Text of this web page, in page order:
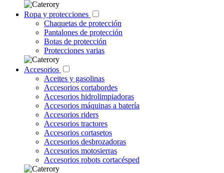
Ropa y protecciones
Chaquetas de protección
Pantalones de protección
Botas de protección
Protecciones varias
Accesorios
Aceites y gasolinas
Accesorios cortabordes
Accesorios hidrolimpiadoras
Accesorios máquinas a batería
Accesorios riders
Accesorios tractores
Accesorios cortasetos
Accesorios desbrozadoras
Accesorios motosierras
Accesorios robots cortacésped